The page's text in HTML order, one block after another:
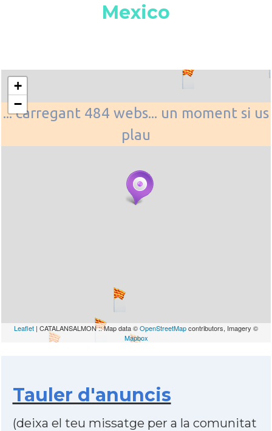
Mexico
... carregant 484 webs... un moment si us
plau
+
−
Leaflet | CATALANSALMON :: Map data ©OpenStreetMapcontributors, Imagery ©
Mapbox
Tauler d'anuncis
(deixa el teu missatge per a la comunitat